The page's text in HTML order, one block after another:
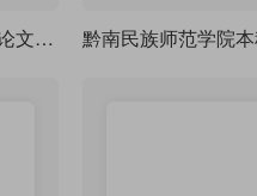
中北大学论文毕业设计论文模板1.0